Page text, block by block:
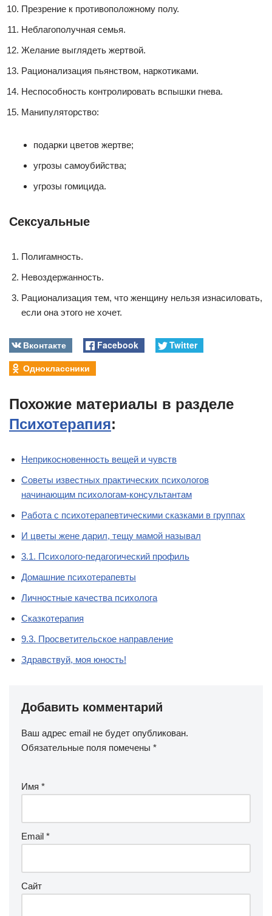
Презрение к противоположному полу.
Неблагополучная семья.
Желание выглядеть жертвой.
Рационализация пьянством, наркотиками.
Неспособность контролировать вспышки гнева.
Манипуляторство:
подарки цветов жертве;
угрозы самоубийства;
угрозы гомицида.
Сексуальные
Полигамность.
Невоздержанность.
Рационализация тем, что женщину нельзя изнасиловать,
если она этого не хочет.
Вконтакте Facebook
Twitter
Одноклассники
Похожие материалы в разделе
Психотерапия:
Неприкосновенность вещей и чувств
Советы известных практических психологов
начинающим психологам-консультантам
Работа с психотерапевтическими сказками в группах
И цветы жене дарил, тещу мамой называл
3.1. Психолого-педагогический профиль
Домашние психотерапевты
Личностные качества психолога
Сказкотерапия
9.3. Просветительское направление
Здравствуй, моя юность!
Добавить комментарий
Ваш адрес email не будет опубликован.
Обязательные поля помечены *
Имя *
Email *
Сайт